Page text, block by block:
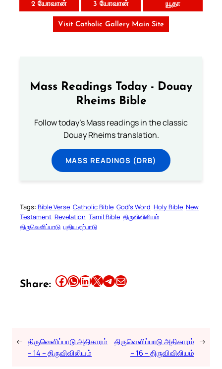
2 யோவான் 3 யோவான் யூதா
Visit Catholic Gallery Main Site
Mass Readings Today - Douay
Rheims Bible
Follow today's Mass readings in the classic
Douay Rheims translation.
MASS READINGS (DRB)
Tags: Bible Verse Catholic Bible God’s Word Holy Bible New
Testament Revelation Tamil Bible திருவிவிலியம்
திருவெளிப்பாடு புதிய ஏற்பாடு
Share: Share this article on Facebook Share this article on WhatsApp Share this article on LinkedIn Share this article on X Share this article on TelegramEmail this Article
← திருவெளிப்பாடு அதிகாரம்
– 14 – திருவிவிலியம்
திருவெளிப்பாடு அதிகாரம்
– 16 – திருவிவிலியம்
→